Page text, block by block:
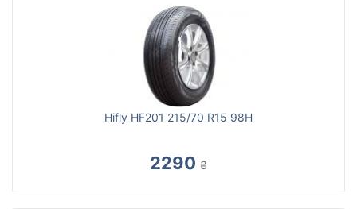
Hifly HF201 215/70 R15 98H
2290 ₴